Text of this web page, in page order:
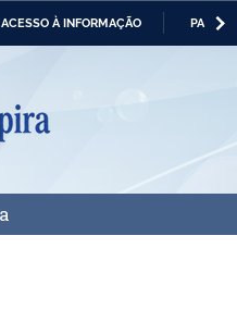
ACESSO À INFORMAÇÃO